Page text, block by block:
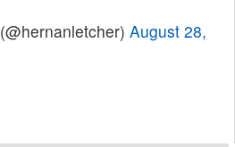
August 28,